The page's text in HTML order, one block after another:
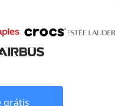
grátis